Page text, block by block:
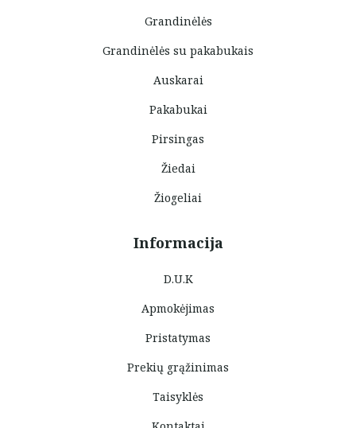
Grandinėlės
Grandinėlės su pakabukais
Auskarai
Pakabukai
Pirsingas
Žiedai
Žiogeliai
Informacija
D.U.K
Apmokėjimas
Pristatymas
Prekių grąžinimas
Taisyklės